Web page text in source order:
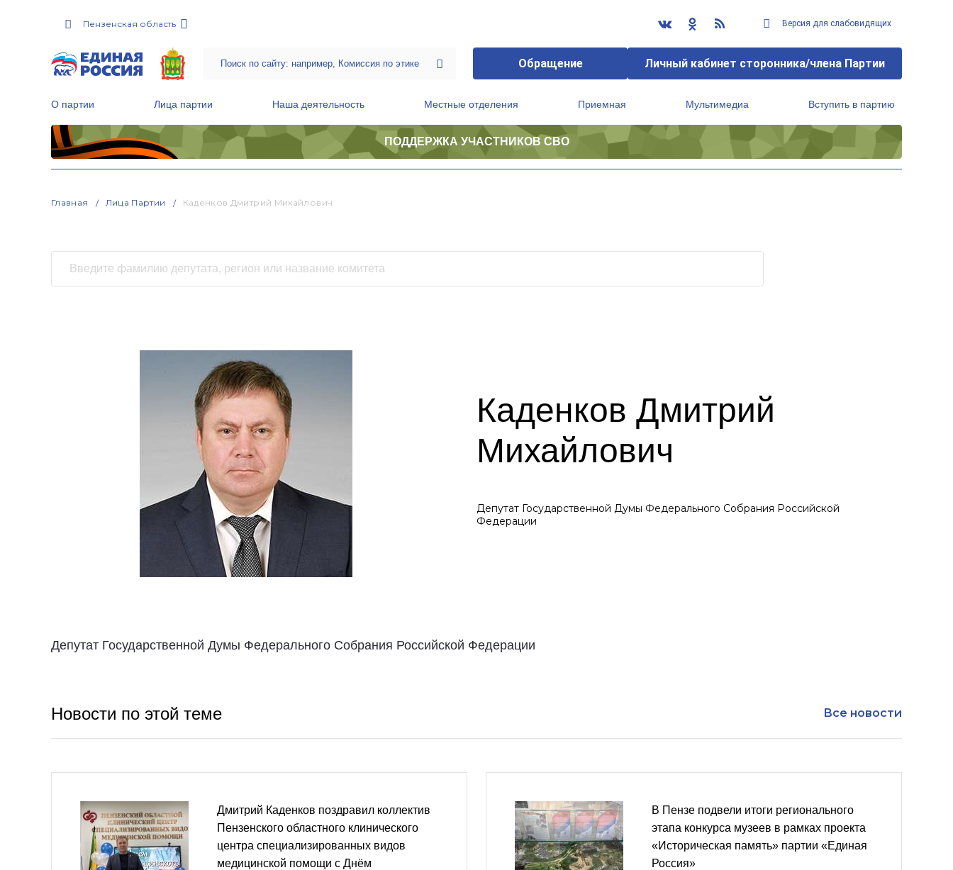
Пензенская область Версия для слабовидящих
Обращение Личный кабинет сторонника/члена Партии
О партии Лица партии Наша деятельность Местные отделения Приемная Мультимедиа Вступить в партию
ПОДДЕРЖКА УЧАСТНИКОВ СВО
Главная Лица Партии Каденков Дмитрий Михайлович
Каденков Дмитрий
Михайлович
Депутат Государственной Думы Федерального Собрания Российской
Федерации
Депутат Государственной Думы Федерального Собрания Российской Федерации
Новости по этой теме Все новости
Дмитрий Каденков поздравил коллектив
Пензенского областного клинического
центра специализированных видов
медицинской помощи с Днём
В Пензе подвели итоги регионального
этапа конкурса музеев в рамках проекта
«Историческая память» партии «Единая
Россия»